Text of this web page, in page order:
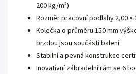
200 kg/m²)
Rozměr pracovní podlahy 2,00 ×
Kolečka o průměru 150 mm
brzdou jsou součástí balení
Stabilní a pevná konstrukce
Inovativní zábradelní rám se 6